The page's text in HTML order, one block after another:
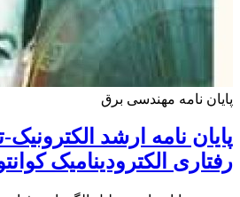
نامه مهندسی برق
نامه ارشد الکترونیک-
الکترودینامیک